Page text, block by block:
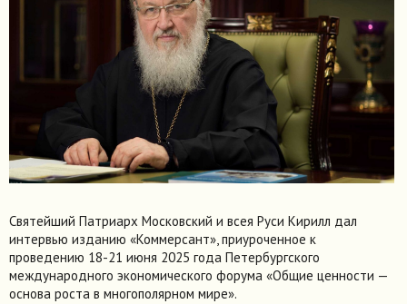
Святейший Патриарх Московский и всея Руси Кирилл дал
интервью изданию «Коммерсант», приуроченное к
проведению 18-21 июня 2025 года Петербургского
международного экономического форума «Общие ценности —
основа роста в многополярном мире».